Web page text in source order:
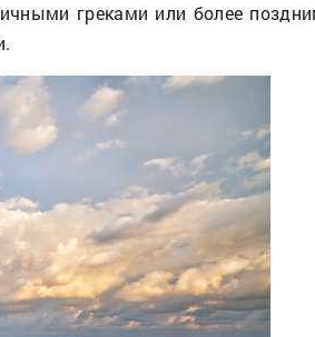
греками или более